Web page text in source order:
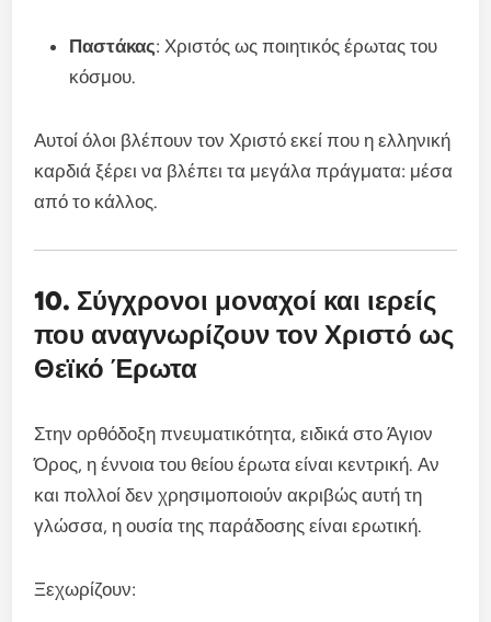
Παστάκας: Χριστός ως ποιητικός έρωτας του
κόσμου.
Αυτοί όλοι βλέπουν τον Χριστό εκεί που η ελληνική
καρδιά ξέρει να βλέπει τα μεγάλα πράγματα: μέσα
από το κάλλος.
10. Σύγχρονοι μοναχοί και ιερείς
που αναγνωρίζουν τον Χριστό ως
Θεϊκό Έρωτα
Στην ορθόδοξη πνευματικότητα, ειδικά στο Άγιον
Όρος, η έννοια του θείου έρωτα είναι κεντρική. Αν
και πολλοί δεν χρησιμοποιούν ακριβώς αυτή τη
γλώσσα, η ουσία της παράδοσης είναι ερωτική.
Ξεχωρίζουν: